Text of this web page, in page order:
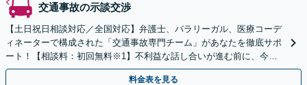
交通事故の示談交渉
【土日祝日相談対応／全国対応】弁護士、パラリーガル、医療コーデ
ィネーターで構成された「交通事故専門チーム」があなたを徹底サポ
ート！【相談料：初回無料※1】不利益な話し合いが進む前に、今す
ぐ相談！
料金表を見る